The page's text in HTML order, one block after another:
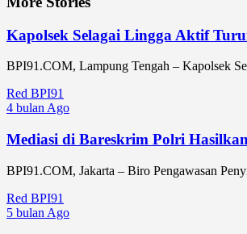
Kapolsek Selagai Lingga Aktif
BPI91.COM, Lampung Tengah – Kapolsek
Red BPI91
4 bulan Ago
Mediasi di Bareskrim Polri
BPI91.COM, Jakarta – Biro Pengawasan
Red BPI91
5 bulan Ago